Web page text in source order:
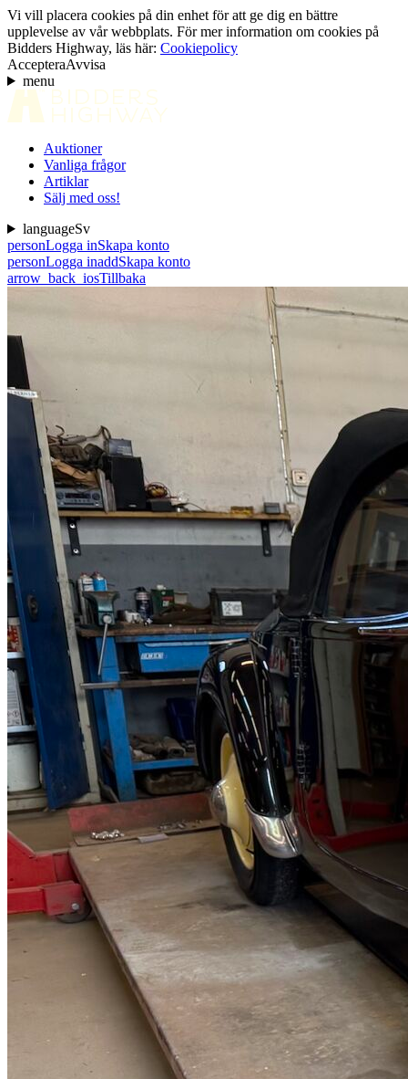
Vi vill placera cookies på din enhet för att ge dig en bättre
upplevelse av vår webbplats. För mer information om cookies på
Bidders Highway, läs här: Cookiepolicy
AccepteraAvvisa
menu
Auktioner
Vanliga frågor
Artiklar
Sälj med oss!
languageSv
personLogga inSkapa konto
personLogga inaddSkapa konto
arrow_back_iosTillbaka